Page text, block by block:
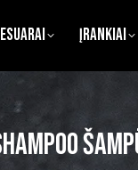
Įrankiai